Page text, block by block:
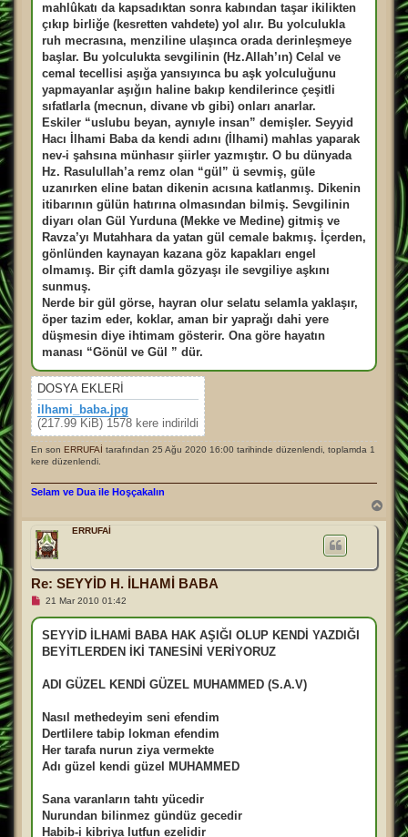
mahlûkatı da kapsadıktan sonra kabından taşar ikilikten
çıkıp birliğe (kesretten vahdete) yol alır. Bu yolculukla
ruh mecrasına, menziline ulaşınca orada derinleşmeye
başlar. Bu yolculukta sevgilinin (Hz.Allah’ın) Celal ve
cemal tecellisi aşığa yansıyınca bu aşk yolculuğunu
yapmayanlar aşığın haline bakıp kendilerince çeşitli
sıfatlarla (mecnun, divane vb gibi) onları anarlar.
Eskiler “uslubu beyan, aynıyle insan” demişler. Seyyid
Hacı İlhami Baba da kendi adını (İlhami) mahlas yaparak
nev-i şahsına münhasır şiirler yazmıştır. O bu dünyada
Hz. Rasulullah’a remz olan “gül” ü sevmiş, güle
uzanırken eline batan dikenin acısına katlanmış. Dikenin
itibarının gülün hatırına olmasından bilmiş. Sevgilinin
diyarı olan Gül Yurduna (Mekke ve Medine) gitmiş ve
Ravza’yı Mutahhara da yatan gül cemale bakmış. İçerden,
gönlünden kaynayan kazana göz kapakları engel
olmamış. Bir çift damla gözyaşı ile sevgiliye aşkını
sunmuş.
Nerde bir gül görse, hayran olur selatu selamla yaklaşır,
öper tazim eder, koklar, aman bir yaprağı dahi yere
düşmesin diye ihtimam gösterir. Ona göre hayatın
manası “Gönül ve Gül ” dür.
DOSYA EKLERI
ilhami_baba.jpg
(217.99 KiB) 1578 kere indirildi
En son ERRUFAİ tarafından 25 Ağu 2020 16:00 tarihinde düzenlendi, toplamda 1
kere düzenlendi.
Selam ve Dua ile Hoşçakalın
ERRUFAİ
Re: SEYYİD H. İLHAMİ BABA
O
u
n
a
ş
s
a
21 Mar 2010 01:42
SEYYİD İLHAMİ BABA HAK AŞIĞI OLUP KENDİ YAZDIĞI
BEYİTLERDEN İKİ TANESİNİ VERİYORUZ
ADI GÜZEL KENDİ GÜZEL MUHAMMED (S.A.V)
Nasıl methedeyim seni efendim
Dertlilere tabip lokman efendim
Her tarafa nurun ziya vermekte
Adı güzel kendi güzel MUHAMMED
Sana varanların tahtı yücedir
Nurundan bilinmez gündüz gecedir
Habib-i kibriya lutfun ezelidir